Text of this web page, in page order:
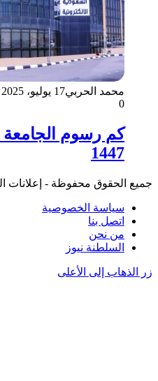
محمد الحربي17 يوليو، 2025
0
كم رسوم الجامعة
1447
جميع الحقوق محفوظة - إعلانات
سياسة الخصوصية
اتصل بنا
من نحن
السلطنة نيوز
زر الذهاب إلى الأعلى